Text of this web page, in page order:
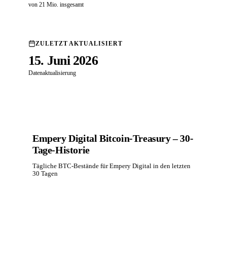
von 21 Mio. insgesamt
ZULETZT AKTUALISIERT
15. Juni 2026
Datenaktualisierung
Empery Digital Bitcoin-Treasury – 30-
Tage-Historie
Tägliche BTC-Bestände für Empery Digital in den letzten
30 Tagen